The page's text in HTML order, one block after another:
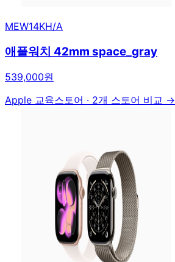
MEW14KH/A
애플워치 42mm space_gray
539,000원
Apple 교육스토어 · 2개 스토어 비교 →